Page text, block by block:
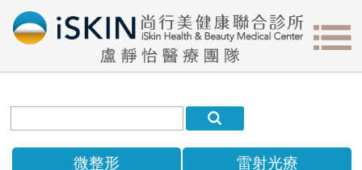
微整形
雷射光療